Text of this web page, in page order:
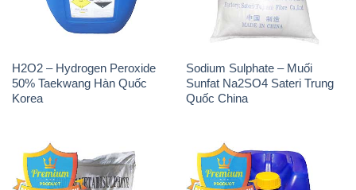
H2O2 – Hydrogen Peroxide
50% Taekwang Hàn Quốc
Korea
Sodium Sulphate – Muối
Sunfat Na2SO4 Sateri Trung
Quốc China